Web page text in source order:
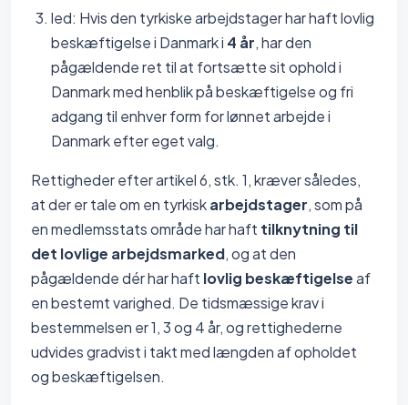
led: Hvis den tyrkiske arbejdstager har haft lovlig
beskæftigelse i Danmark i 4 år, har den
pågældende ret til at fortsætte sit ophold i
Danmark med henblik på beskæftigelse og fri
adgang til enhver form for lønnet arbejde i
Danmark efter eget valg.
Rettigheder efter artikel 6, stk. 1, kræver således,
at der er tale om en tyrkiskarbejdstager, som på
en medlemsstats område har haft tilknytning til
det lovlige arbejdsmarked, og at den
pågældende dér har haft lovlig beskæftigelseaf
en bestemt varighed. De tidsmæssige krav i
bestemmelsen er 1, 3 og 4 år, og rettighederne
udvides gradvist i takt med længden af opholdet
og beskæftigelsen.